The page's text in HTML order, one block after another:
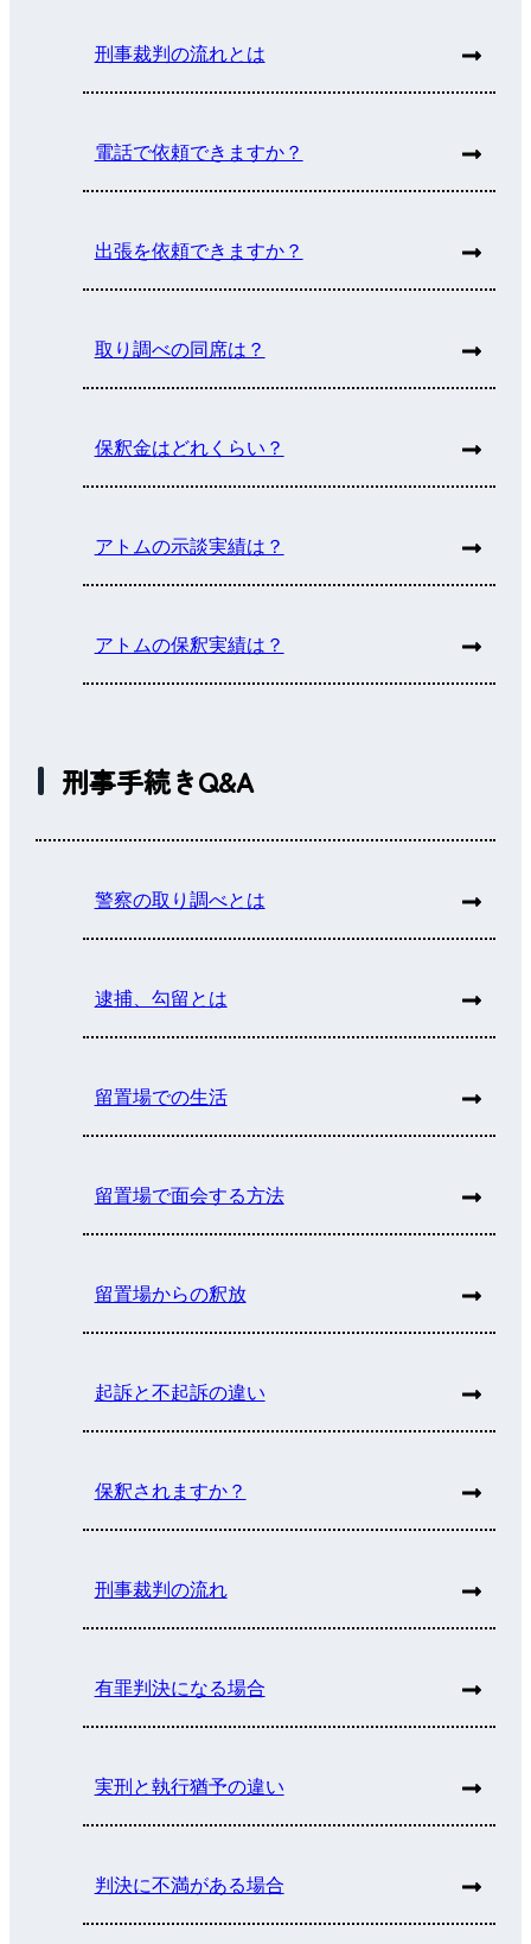
刑事裁判の流れとは
電話で依頼できますか？
出張を依頼できますか？
取り調べの同席は？
保釈金はどれくらい？
アトムの示談実績は？
アトムの保釈実績は？
刑事手続きQ&A
警察の取り調べとは
逮捕、勾留とは
留置場での生活
留置場で面会する方法
留置場からの釈放
起訴と不起訴の違い
保釈されますか？
刑事裁判の流れ
有罪判決になる場合
実刑と執行猶予の違い
判決に不満がある場合